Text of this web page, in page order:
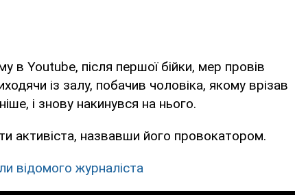
в Youtube, після першої бійки, мер провів
із залу, побачив чоловіка, якому врізав
і знову накинувся на нього.
активіста, назвавши його провокатором.
відомого журналіста